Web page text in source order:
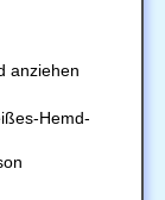
anziehen
Hemd-